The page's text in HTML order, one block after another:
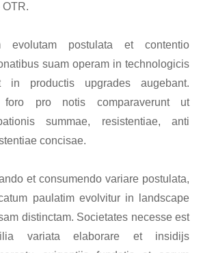
OTR.
evolutam postulata et contentio
suam operam in technologicis
in productis upgrades augebant.
foro pro notis comparaverunt ut
summae, resistentiae, anti
concisae.
et consumendo variare postulata,
paulatim evolvitur in landscape
distinctam. Societates necesse est
variata elaborare et insidijs